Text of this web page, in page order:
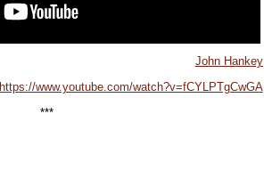
John Hankey
https://www.youtube.com/watch?v=fCYLPTgCwGA
***